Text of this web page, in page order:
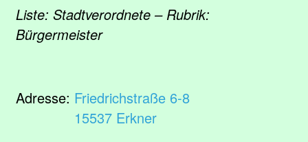
Liste: Stadtverordnete – Rubrik: ​
Bürgermeister
Adresse: Friedrichstraße 6-8
15537 Erkner